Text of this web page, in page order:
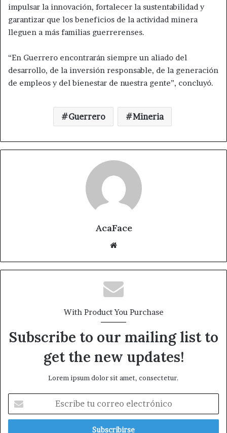
impulsar la innovación, fortalecer la sustentabilidad y
garantizar que los beneficios de la actividad minera
lleguen a más familias guerrerenses.
“En Guerrero encontrarán siempre un aliado del
desarrollo, de la inversión responsable, de la generación
de empleos y del bienestar de nuestra gente”, concluyó.
Guerrero Mineria
AcaFace
With Product You Purchase
Subscribe to our mailing list to
get the new updates!
Lorem ipsum dolor sit amet, consectetur.
correo